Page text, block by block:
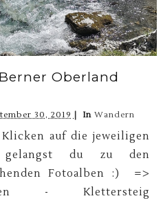
Oberland
30, 2019 In Wandern
auf die jeweiligen
gelangst du zu den
Fotoalben :) =>
- Klettersteig